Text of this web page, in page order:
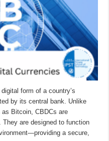
form of a country’s
by its central bank. Unlike
Bitcoin, CBDCs are
are designed to function
a secure,